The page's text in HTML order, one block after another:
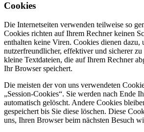
Cookies
Die Internetseiten verwenden teilweise so
Cookies richten auf Ihrem Rechner keinen
enthalten keine Viren. Cookies dienen dazu,
nutzerfreundlicher, effektiver und sicherer
kleine Textdateien, die auf Ihrem Rechner
Ihr Browser speichert.
Die meisten der von uns verwendeten
„Session-Cookies“. Sie werden nach Ende
automatisch gelöscht. Andere Cookies
gespeichert bis Sie diese löschen. Diese
uns, Ihren Browser beim nächsten Besuch